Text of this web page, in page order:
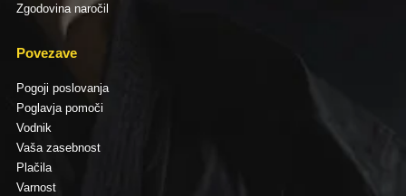
Zgodovina naročil
Povezave
Pogoji poslovanja
Poglavja pomoči
Vodnik
Vaša zasebnost
Plačila
Varnost